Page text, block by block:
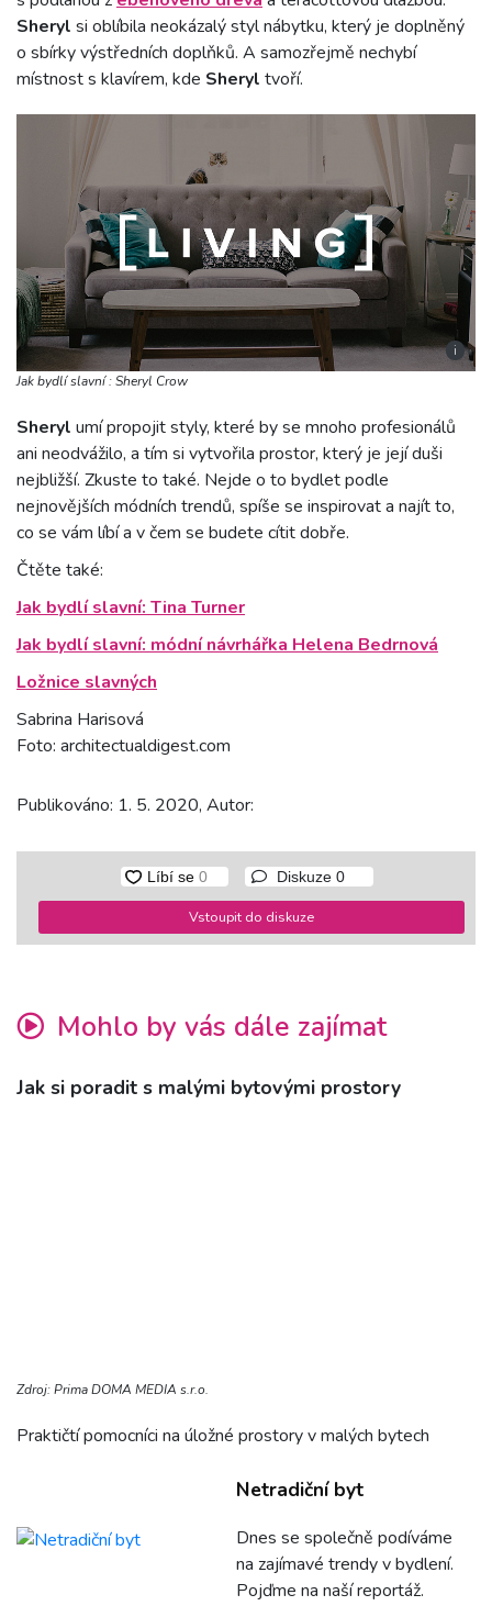
Sheryl si oblíbila neokázalý styl nábytku, který je doplněný
o sbírky výstředních doplňků. A samozřejmě nechybí
místnost s klavírem, kde Sheryl tvoří.
i
Jak bydlí slavní : Sheryl Crow
Sheryl umí propojit styly, které by se mnoho profesionálů
ani neodvážilo, a tím si vytvořila prostor, který je její duši
nejbližší. Zkuste to také. Nejde o to bydlet podle
nejnovějších módních trendů, spíše se inspirovat a najít to,
co se vám líbí a v čem se budete cítit dobře.
Čtěte také:
Jak bydlí slavní: Tina Turner
Jak bydlí slavní: módní návrhářka Helena Bedrnová
Ložnice slavných
Sabrina Harisová
Foto: architectualdigest.com
Publikováno: 1. 5. 2020, Autor:
Diskuze 0
Vstoupit do diskuze
Mohlo by vás dále zajímat
Jak si poradit s malými bytovými prostory
Zdroj: Prima DOMA MEDIA s.r.o.
Praktičtí pomocníci na úložné prostory v malých bytech
Netradiční byt
Dnes se společně podíváme
na zajímavé trendy v bydlení.
Pojďme na naší reportáž.